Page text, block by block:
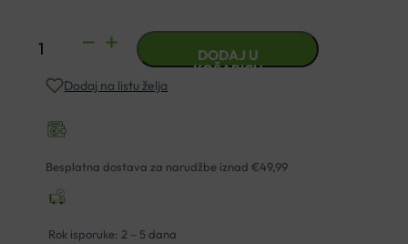
AFTAMED
SPREJ
količina
DODAJ U
KOŠARICU
Dodaj na listu želja
Besplatna dostava za narudžbe iznad €49,99
Rok isporuke: 2 – 5 dana